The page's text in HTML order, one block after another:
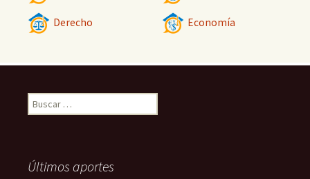
Derecho Economía
Buscar:
Últimos aportes